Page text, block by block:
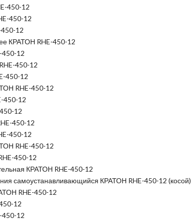
450-12
450-12
12
КРАТОН RHE-450-12
450-12
450-12
450-12
RHE-450-12
450-12
12
450-12
450-12
RHE-450-12
450-12
КРАТОН RHE-450-12
самоустанавливающийся КРАТОН RHE-450-12 (косой)
RHE-450-12
12
450-12